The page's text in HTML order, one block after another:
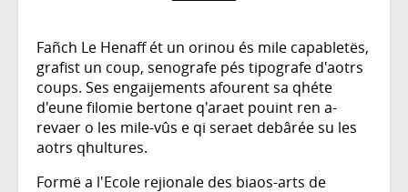
Fañch Le Henaff ét un orinou és mile capabletës,
grafist un coup, senografe pés tipografe d'aotrs
coups. Ses engaijements afourent sa qhéte
d'eune filomie bertone q'araet pouint ren a-
revaer o les mile-vûs e qi seraet debârée su les
aotrs qhultures.
Formë a l'Ecole rejionale des biaos-arts de